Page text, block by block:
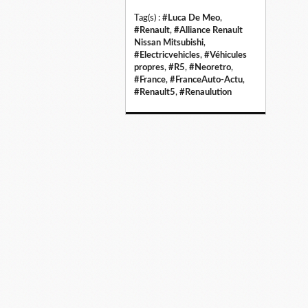
Tag(s) : #Luca De Meo,
#Renault, #Alliance Renault
Nissan Mitsubishi,
#Electricvehicles, #Véhicules
propres, #R5, #Neoretro,
#France, #FranceAuto-Actu,
#Renault5, #Renaulution